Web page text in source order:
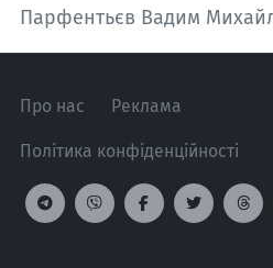
Парфентьєв Вадим
Про нас Реклама
Політика конфіденційності